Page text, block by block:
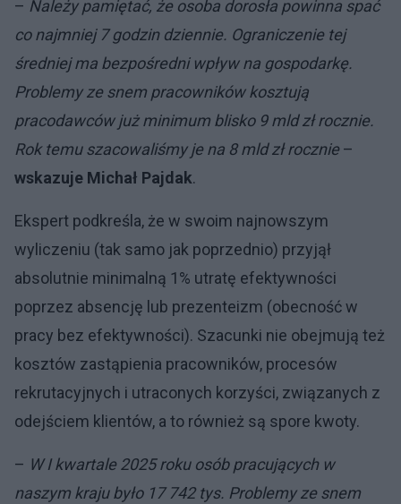
– Należy pamiętać, że osoba dorosła powinna spać
co najmniej 7 godzin dziennie. Ograniczenie tej
średniej ma bezpośredni wpływ na gospodarkę.
Problemy ze snem pracowników kosztują
pracodawców już minimum blisko 9 mld zł rocznie.
Rok temu szacowaliśmy je na 8 mld zł rocznie –
wskazuje Michał Pajdak.
Ekspert podkreśla, że w swoim najnowszym
wyliczeniu (tak samo jak poprzednio) przyjął
absolutnie minimalną 1% utratę efektywności
poprzez absencję lub prezenteizm (obecność w
pracy bez efektywności). Szacunki nie obejmują też
kosztów zastąpienia pracowników, procesów
rekrutacyjnych i utraconych korzyści, związanych z
odejściem klientów, a to również są spore kwoty.
– W I kwartale 2025 roku osób pracujących w
naszym kraju było 17 742 tys. Problemy ze snem